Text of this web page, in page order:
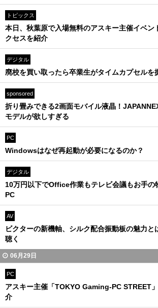
トピックス
本日、秋葉原で入場無料のアスキー主催イベ
クセスを紹介
デジタル
廃校を買い取ったら卒業生がタイムカプセルを
sponsored
折り畳みできる2画面モバイル液晶！
モデルが欲しすぎる
PC
Windowsはなぜ再起動が必要になるのか？
デジタル
10万円以下でOffice作業もテレビ会議もお手の
PC
AV
ビクターの新機軸、シルク配合振動板の魅力
聴く
06月29日
PC
アスキー主催「TOKYO Gaming-PC STREET
介